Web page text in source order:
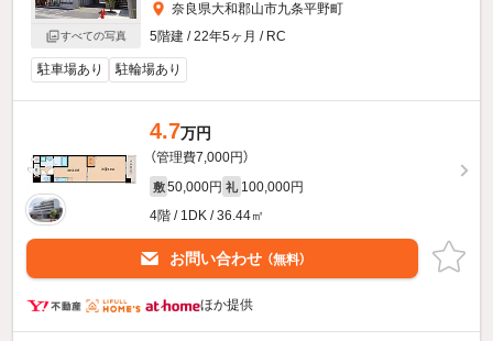
すべての写真
奈良県大和郡山市九条平野町
5階建 / 22年5ヶ月 / RC
駐車場あり 駐輪場あり
4.7万円
（管理費7,000円）
敷 50,000円 礼 100,000円
4階 / 1DK / 36.44㎡
お問い合わせ （無料）
ほか提供